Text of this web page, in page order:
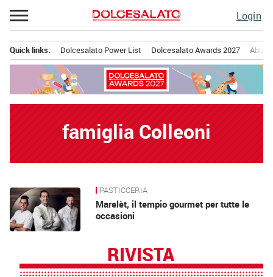
Passa
al
Login
principale
Quick links: Dolcesalato Power List Dolcesalato Awards 2027
famiglia Colleoni
News PASTICCERIA
Marelèt, il tempio gourmet per tutte le
occasioni
RIVISTA